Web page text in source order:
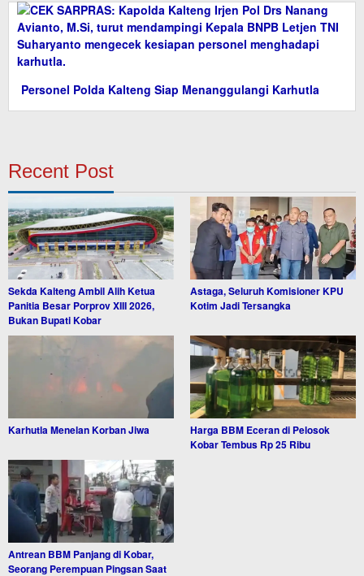
Personel Polda Kalteng Siap Menanggulangi Karhutla
Recent Post
Sekda Kalteng Ambil Alih Ketua
Panitia Besar Porprov XIII 2026,
Bukan Bupati Kobar
Astaga, Seluruh Komisioner KPU
Kotim Jadi Tersangka
Karhutla Menelan Korban Jiwa
Harga BBM Eceran di Pelosok
Kobar Tembus Rp 25 Ribu
Antrean BBM Panjang di Kobar,
Seorang Perempuan Pingsan Saat